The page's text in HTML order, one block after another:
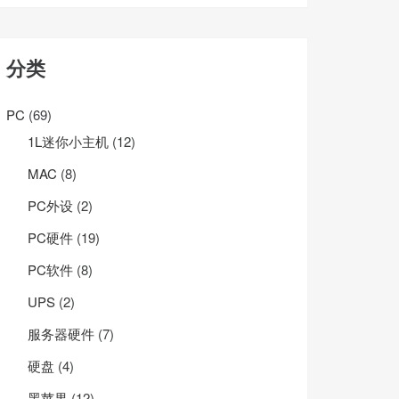
分类
PC (69)
1L迷你小主机 (12)
MAC (8)
PC外设 (2)
PC硬件 (19)
PC软件 (8)
UPS (2)
服务器硬件 (7)
硬盘 (4)